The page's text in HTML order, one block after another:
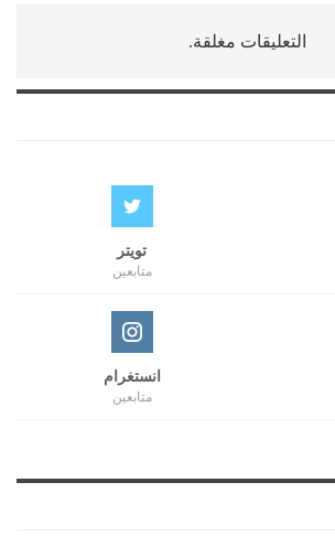
التعليقات مغلقة.
تويتر
متابعين
انستغرام
متابعين